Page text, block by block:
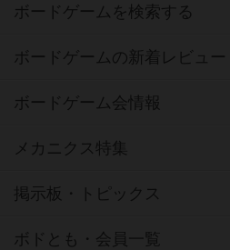
ボードゲームを検索する
ボードゲームの新着レビュー
ボードゲーム会情報
メカニクス特集
掲示板・トピックス
ボドとも・会員一覧